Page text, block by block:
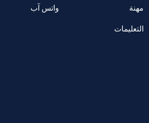
مهنة
التعليمات
واتس آب